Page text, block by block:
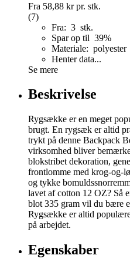
Fra 58,88 krpr. stk.
(7)
Fra: 3 stk.
Spar op til 39%
Materiale: polyester
Henter data...
Se mere
Beskrivelse
Rygsække er en meget
brugt. En rygsæk er altid
trykt på denne Backpack
virksomhed bliver
blokstribet dekoration,
frontlomme med krog-og-
og tykke
lavet af cotton 12 OZ? Så
blot 335 gram vil du bære
Rygsække er altid
på arbejdet.
Egenskaber